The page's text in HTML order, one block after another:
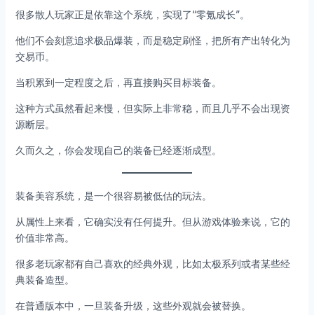
很多散人玩家正是依靠这个系统，实现了“零氪成长”。
他们不会刻意追求极品爆装，而是稳定刷怪，把所有产出转化为
交易币。
当积累到一定程度之后，再直接购买目标装备。
这种方式虽然看起来慢，但实际上非常稳，而且几乎不会出现资
源断层。
久而久之，你会发现自己的装备已经逐渐成型。
装备美容系统，是一个很容易被低估的玩法。
从属性上来看，它确实没有任何提升。但从游戏体验来说，它的
价值非常高。
很多老玩家都有自己喜欢的经典外观，比如太极系列或者某些经
典装备造型。
在普通版本中，一旦装备升级，这些外观就会被替换。